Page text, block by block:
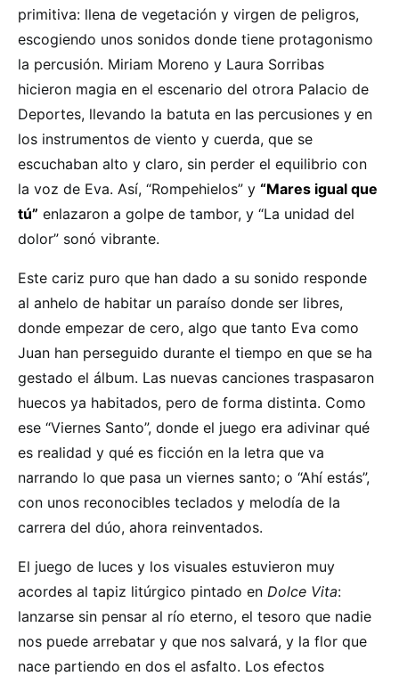
primitiva: llena de vegetación y virgen de peligros,
escogiendo unos sonidos donde tiene protagonismo
la percusión. Miriam Moreno y Laura Sorribas
hicieron magia en el escenario del otrora Palacio de
Deportes, llevando la batuta en las percusiones y en
los instrumentos de viento y cuerda, que se
escuchaban alto y claro, sin perder el equilibrio con
la voz de Eva. Así, “Rompehielos” y “Mares igual que
tú” enlazaron a golpe de tambor, y “La unidad del
dolor” sonó vibrante.
Este cariz puro que han dado a su sonido responde
al anhelo de habitar un paraíso donde ser libres,
donde empezar de cero, algo que tanto Eva como
Juan han perseguido durante el tiempo en que se ha
gestado el álbum. Las nuevas canciones traspasaron
huecos ya habitados, pero de forma distinta. Como
ese “Viernes Santo”, donde el juego era adivinar qué
es realidad y qué es ficción en la letra que va
narrando lo que pasa un viernes santo; o “Ahí estás”,
con unos reconocibles teclados y melodía de la
carrera del dúo, ahora reinventados.
El juego de luces y los visuales estuvieron muy
acordes al tapiz litúrgico pintado en Dolce Vita:
lanzarse sin pensar al río eterno, el tesoro que nadie
nos puede arrebatar y que nos salvará, y la flor que
nace partiendo en dos el asfalto. Los efectos